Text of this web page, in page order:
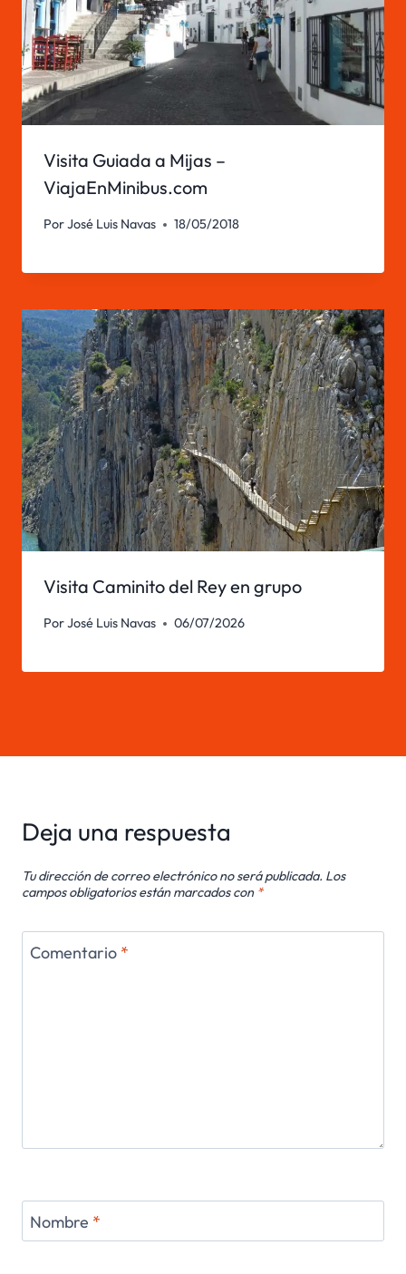
Visita Guiada a Mijas –
ViajaEnMinibus.com
PorJosé Luis Navas 18/05/2018
Visita Caminito del Rey en grupo
PorJosé Luis Navas 06/07/2026
Deja una respuesta
Tu dirección de correo electrónico no será publicada. Los
campos obligatorios están marcados con *
Comentario *
Nombre *